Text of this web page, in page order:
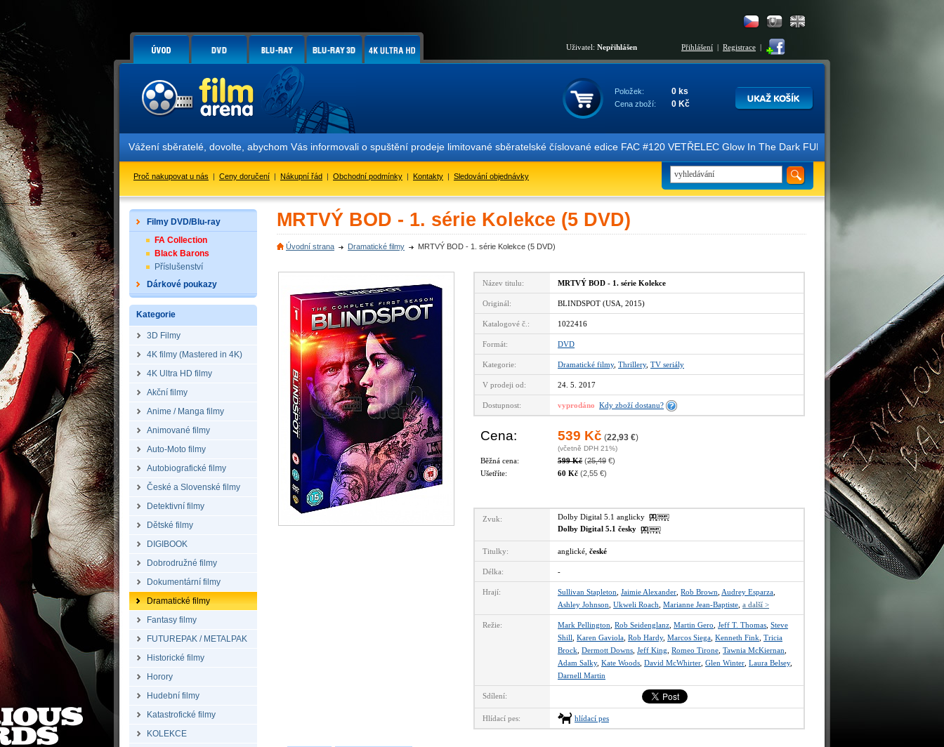
Uživatel: Nepřihlášen Přihlášení | Registrace |
Položek: 0 ks
Cena zboží: 0 Kč
Vážení sběratelé, dovolte, abychom Vás informovali o spuštění prodeje limitované sběratelské číslované edice FAC #120 VETŘELEC Glow In The Dark FULLSLIP XL EDITION #3
Proč nakupovat u nás | Ceny doručení | Nákupní řád | Obchodní podmínky | Kontakty | Sledování objednávky
Filmy DVD/Blu-ray
FA Collection
Black Barons
Příslušenství
Dárkové poukazy
Kategorie
3D Filmy
4K filmy (Mastered in 4K)
4K Ultra HD filmy
Akční filmy
Anime / Manga filmy
Animované filmy
Auto-Moto filmy
Autobiografické filmy
České a Slovenské filmy
Detektivní filmy
Dětské filmy
DIGIBOOK
Dobrodružné filmy
Dokumentární filmy
Dramatické filmy
Fantasy filmy
FUTUREPAK / METALPAK
Historické filmy
Horory
Hudební filmy
Katastrofické filmy
KOLEKCE
MRTVÝ BOD - 1. série Kolekce (5 DVD)
Úvodní strana Dramatické filmy MRTVÝ BOD - 1. série Kolekce (5 DVD)
Název titulu: MRTVÝ BOD - 1. série Kolekce
Originál: BLINDSPOT (USA, 2015)
Katalogové č.: 1022416
Formát: DVD
Kategorie: Dramatické filmy, Thrillery, TV seriály
V prodeji od: 24. 5. 2017
Dostupnost: vyprodáno Kdy zboží dostanu?
Cena: 539 Kč (22,93 €)
(včetně DPH 21%)
Běžná cena: 599 Kč (25,49 €)
Ušetříte:
60 Kč (2,55 €)
Zvuk:
Dolby Digital 5.1 anglicky
Dolby Digital 5.1 česky
Titulky: anglické, české
Délka: -
Hrají: Sullivan Stapleton Jaimie Alexander Rob Brown Audrey Esparza
Ashley Johnson Ukweli Roach Marianne Jean-Baptiste a další >
Režie: Mark Pellington Rob Seidenglanz Martin Gero Jeff T. Thomas Steve
Shill Karen Gaviola Rob Hardy, Marcos Siega Kenneth Fink Tricia
Brock Dermott Downs Jeff King Romeo Tirone Tawnia McKiernan
Adam Salky, Kate Woods David McWhirter Glen Winter Laura Belsey,
Darnell Martin
Sdílení:
Hlídací pes: hlídací pes